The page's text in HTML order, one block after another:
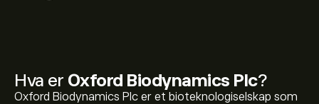
Hva er Oxford Biodynamics Plc?
Oxford Biodynamics Plc er et bioteknologiselskap som